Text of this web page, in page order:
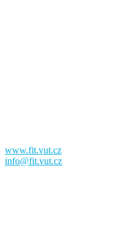
www.fit.vut.cz
info@fit.vut.cz